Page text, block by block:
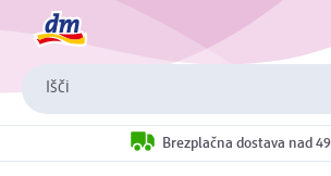
Išči
Brezplačna dostava nad 49